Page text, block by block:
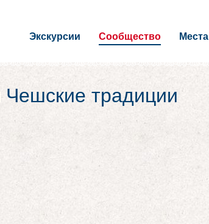
Экскурсии Сообщество Места
традиции